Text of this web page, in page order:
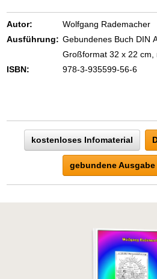
Autor:
Wolfgang Rademacher
Ausführung: Gebundenes Buch DIN
Großformat 32 x 22 cm,
ISBN:
978-3-935599-56-6
kostenloses Infomaterial
gebundene